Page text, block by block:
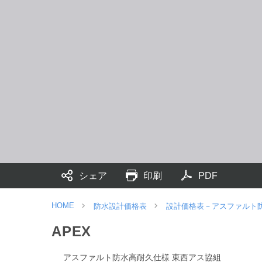
シェア 印刷 PDF
HOME 防水設計価格表 設計価格表－アスファルト
APEX
アスファルト防水高耐久仕様 東西アス協組